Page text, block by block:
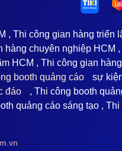
, Thi công gian hàng triển
chuyên nghiệp HCM
HCM , Thi công gian
booth quảng cáo
sự
đáo
, Thi công booth
quảng cáo sáng tạo ,